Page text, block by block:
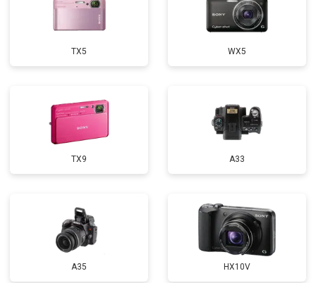
TX5 WX5
TX9 A33
A35 HX10V